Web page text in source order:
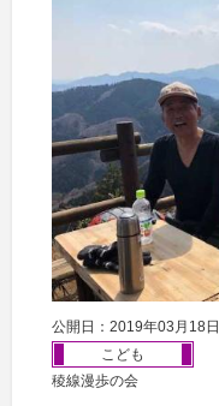
公開日：2019年03月18日
こども
稜線漫歩の会